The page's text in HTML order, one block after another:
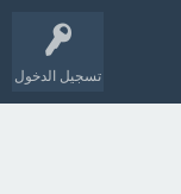
تسجيل الدخول